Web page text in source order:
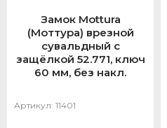
Замок Mottura
(Моттура) врезной
сувальдный с
защёлкой 52.771, ключ
60 мм, без накл.
Артикул: 11401